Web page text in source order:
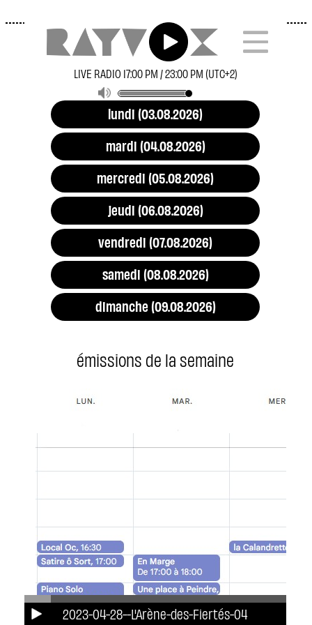
LIVE RADIO 17:00 PM / 23:00 PM (UTC+2)
2023-04-28--L'Arène-des-Fiertés-04
lundi (03.08.2026)
mardi (04.08.2026)
mercredi (05.08.2026)
jeudi (06.08.2026)
vendredi (07.08.2026)
samedi (08.08.2026)
dimanche (09.08.2026)
émissions de la semaine
Mentions légales Politique de confidentialité